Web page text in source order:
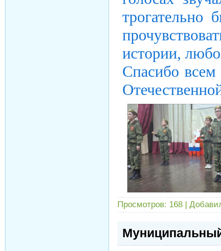
истории,
Спасибо всем
Просмотров: 168 |